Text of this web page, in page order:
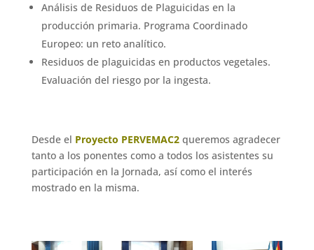
Análisis de Residuos de Plaguicidas en la
producción primaria. Programa Coordinado
Europeo: un reto analítico.
Residuos de plaguicidas en productos vegetales.
Evaluación del riesgo por la ingesta.
Desde el Proyecto PERVEMAC2queremos agradecer
tanto a los ponentes como a todos los asistentes su
participación en la Jornada, así como el interés
mostrado en la misma.